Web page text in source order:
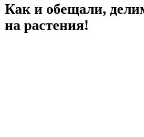
Как и обещали,
на растения!